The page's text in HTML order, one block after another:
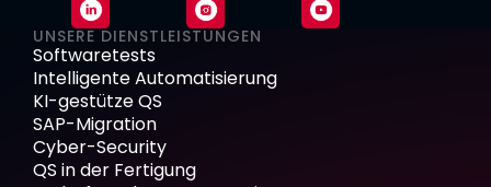
UNSERE DIENSTLEISTUNGEN
Softwaretests
Intelligente Automatisierung
KI-gestütze QS
SAP-Migration
Cyber-Security
QS in der Fertigung